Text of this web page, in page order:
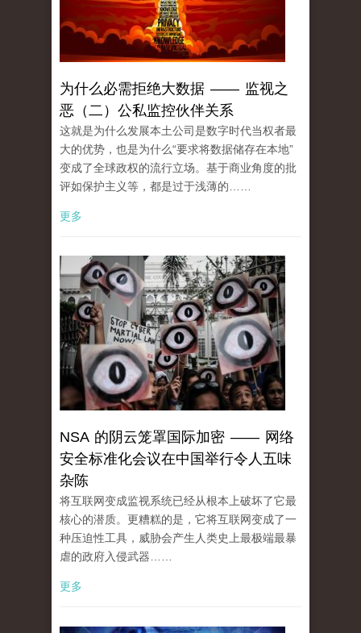
为什么必需拒绝大数据 —— 监视之
恶（二）公私监控伙伴关系
这就是为什么发展本土公司是数字时代当权者最
大的优势，也是为什么“要求将数据储存在本地”
变成了全球政权的流行立场。基于商业角度的批
评如保护主义等，都是过于浅薄的……
更多
NSA 的阴云笼罩国际加密 —— 网络
安全标准化会议在中国举行令人五味
杂陈
将互联网变成监视系统已经从根本上破坏了它最
核心的潜质。更糟糕的是，它将互联网变成了一
种压迫性工具，威胁会产生人类史上最极端最暴
虐的政府入侵武器……
更多